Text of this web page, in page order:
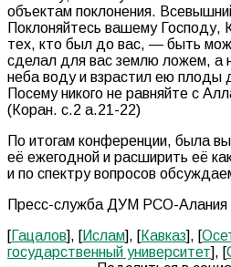
объектам поклонения.
Поклоняйтесь вашему Господу,
тех, кто был до вас, — быть
сделал для вас землю ложем, а
неба воду и взрастил ею плоды
Посему никого не равняйте с
(Коран. с.2 а.21-22)
По итогам конференции, была
её ежегодной и расширить её
и по спектру вопросов
Пресс-служба ДУМ РСО-Алания
[Гацалов], [Ислам], [Кавказ], [
государственный университет], [